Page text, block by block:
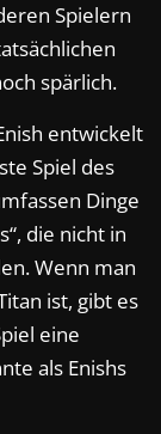
Spielern
spärlich.
entwickelt
Spiel des
Dinge
die nicht in
Wenn man
ist, gibt es
eine
als Enishs